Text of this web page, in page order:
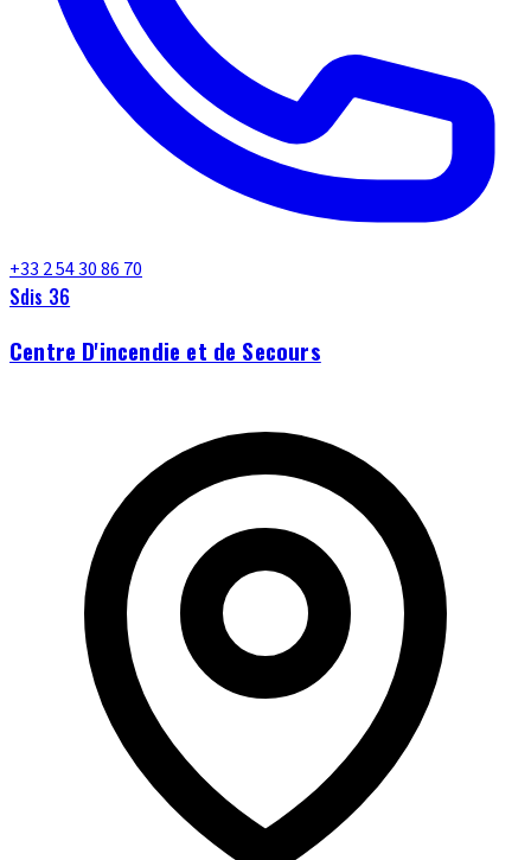
+33 2 54 30 86 70
Sdis 36
Centre D'incendie et de Secours